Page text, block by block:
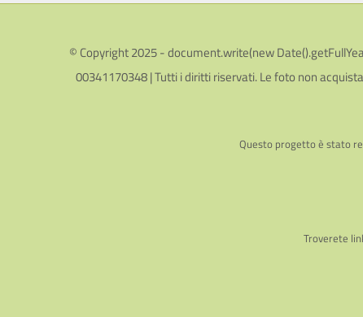
© Copyright 2025 - document.write(new
00341170348 | Tutti i diritti riservati. Le foto non
Questo progetto è stato
Troverete